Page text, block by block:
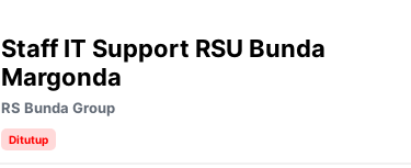
Staff IT Support RSU Bunda
Margonda
RS Bunda Group
Ditutup